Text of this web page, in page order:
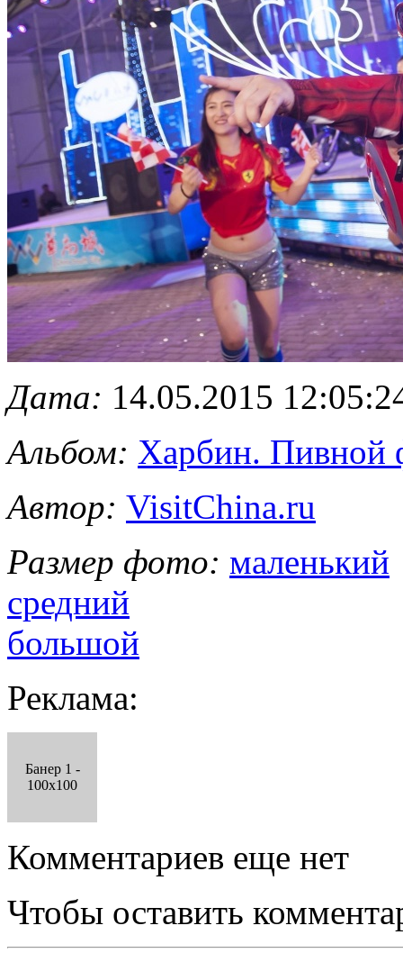
Дата: 14.05.2015
Альбом: Харбин. Пивной
Автор: VisitChina.ru
Размер фото: маленький
средний
большой
Реклама:
Банер 1 -
100x100
Комментариев еще нет
Чтобы оставить